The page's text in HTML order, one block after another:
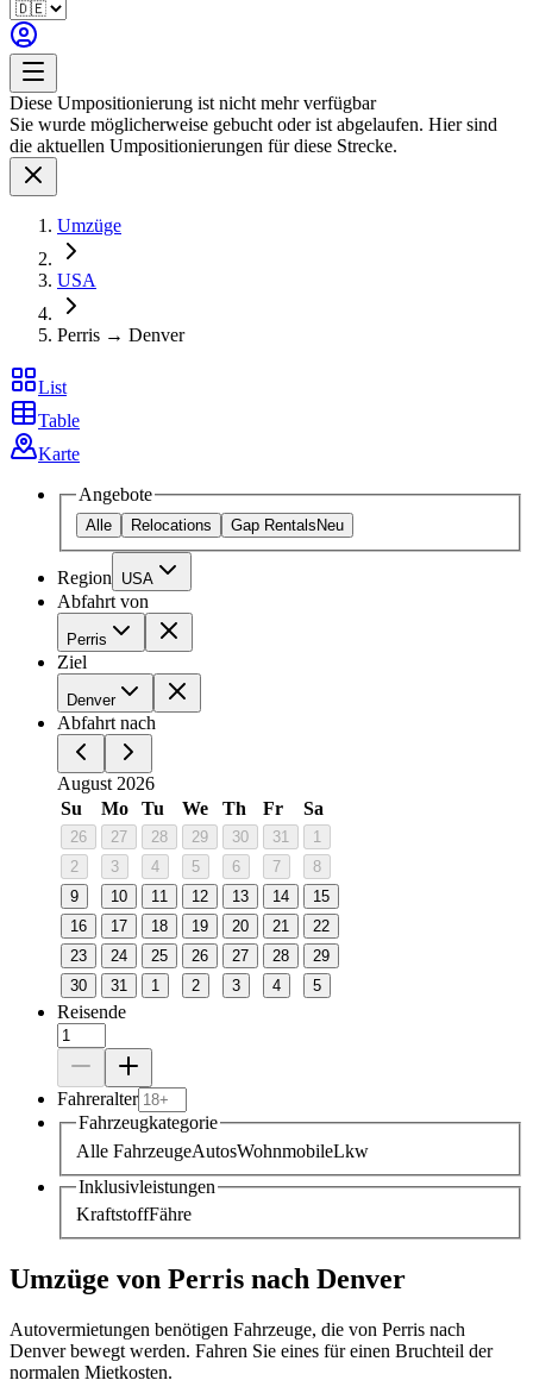
Diese Umpositionierung ist nicht mehr verfügbar
Sie wurde möglicherweise gebucht oder ist abgelaufen. Hier sind
die aktuellen Umpositionierungen für diese Strecke.
Umzüge
USA
Perris → Denver
List
Table
Karte
Angebote
Alle Relocations Gap Rentals Neu
Region USA
Abfahrt von
Perris
Ziel
Denver
Abfahrt nach
August 2026
Su
Mo Tu We Th Fr Sa
26 27 28 29 30 31
1
2
3 4 5 6 7
8
9
10 11 12 13 14
15
16
17 18 19 20 21
22
23
24 25 26 27 28
29
30
31 1 2 3 4 5
Reisende
Fahreralter
Fahrzeugkategorie
Alle FahrzeugeAutosWohnmobileLkw
Inklusivleistungen
KraftstoffFähre
Umzüge von Perris nach Denver
Autovermietungen benötigen Fahrzeuge, die von Perris nach
Denver bewegt werden. Fahren Sie eines für einen Bruchteil der
normalen Mietkosten.